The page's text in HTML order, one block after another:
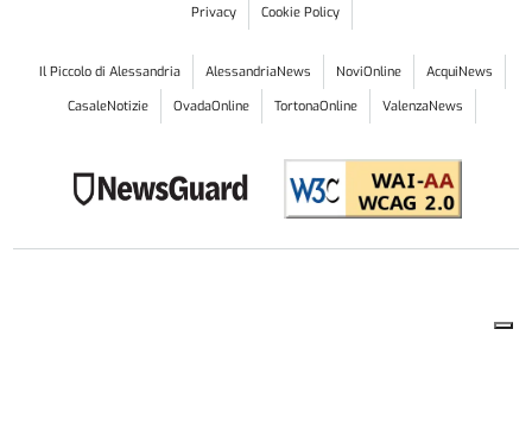
Privacy
Cookie Policy
Il Piccolo di Alessandria AlessandriaNews NoviOnline
AcquiNews
CasaleNotizie
OvadaOnline TortonaOnline ValenzaNews